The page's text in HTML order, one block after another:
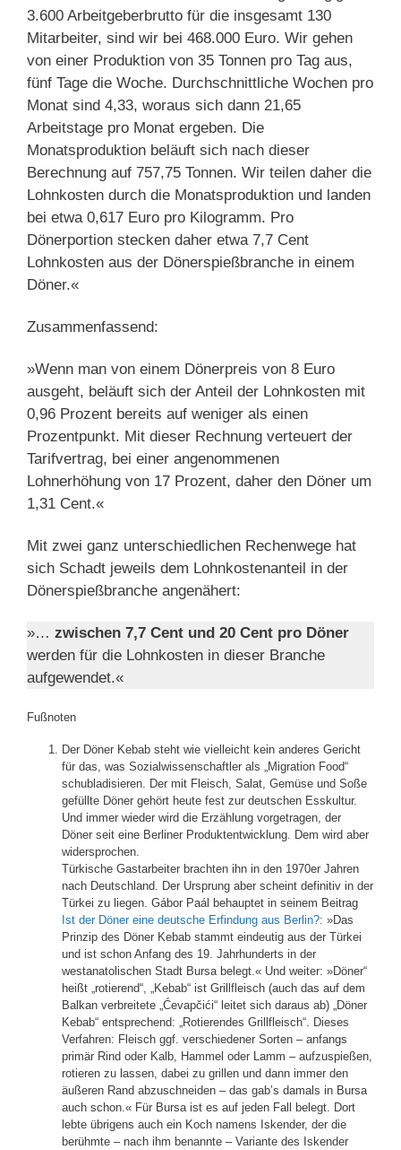
3.600 Arbeitgeberbrutto für die insgesamt 130
Mitarbeiter, sind wir bei 468.000 Euro. Wir gehen
von einer Produktion von 35 Tonnen pro Tag aus,
fünf Tage die Woche. Durchschnittliche Wochen pro
Monat sind 4,33, woraus sich dann 21,65
Arbeitstage pro Monat ergeben. Die
Monatsproduktion beläuft sich nach dieser
Berechnung auf 757,75 Tonnen. Wir teilen daher die
Lohnkosten durch die Monatsproduktion und landen
bei etwa 0,617 Euro pro Kilogramm. Pro
Dönerportion stecken daher etwa 7,7 Cent
Lohnkosten aus der Dönerspießbranche in einem
Döner.«
Zusammenfassend:
»Wenn man von einem Dönerpreis von 8 Euro
ausgeht, beläuft sich der Anteil der Lohnkosten mit
0,96 Prozent bereits auf weniger als einen
Prozentpunkt. Mit dieser Rechnung verteuert der
Tarifvertrag, bei einer angenommenen
Lohnerhöhung von 17 Prozent, daher den Döner um
1,31 Cent.«
Mit zwei ganz unterschiedlichen Rechenwege hat
sich Schadt jeweils dem Lohnkostenanteil in der
Dönerspießbranche angenähert:
»… zwischen 7,7 Cent und 20 Cent pro Döner
werden für die Lohnkosten in dieser Branche
aufgewendet.«
Fußnoten
Der Döner Kebab steht wie vielleicht kein anderes Gericht
für das, was Sozialwissenschaftler als „Migration Food“
schubladisieren. Der mit Fleisch, Salat, Gemüse und Soße
gefüllte Döner gehört heute fest zur deutschen Esskultur.
Und immer wieder wird die Erzählung vorgetragen, der
Döner seit eine Berliner Produktentwicklung. Dem wird aber
widersprochen.
Türkische Gastarbeiter brachten ihn in den 1970er Jahren
nach Deutschland. Der Ursprung aber scheint definitiv in der
Türkei zu liegen. Gábor Paál behauptet in seinem Beitrag
Ist der Döner eine deutsche Erfindung aus Berlin?: »Das
Prinzip des Döner Kebab stammt eindeutig aus der Türkei
und ist schon Anfang des 19. Jahrhunderts in der
westanatolischen Stadt Bursa belegt.« Und weiter: »Döner“
heißt „rotierend“, „Kebab“ ist Grillfleisch (auch das auf dem
Balkan verbreitete „Ćevapčići“ leitet sich daraus ab) „Döner
Kebab“ entsprechend: „Rotierendes Grillfleisch“. Dieses
Verfahren: Fleisch ggf. verschiedener Sorten – anfangs
primär Rind oder Kalb, Hammel oder Lamm – aufzuspießen,
rotieren zu lassen, dabei zu grillen und dann immer den
äußeren Rand abzuschneiden – das gab’s damals in Bursa
auch schon.« Für Bursa ist es auf jeden Fall belegt. Dort
lebte übrigens auch ein Koch namens Iskender, der die
berühmte – nach ihm benannte – Variante des Iskender